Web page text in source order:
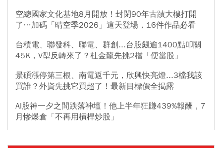
空總國家文化基地8月開放！封閉90年古蹟大樓打開
了…加碼「晴空季2026」這天登場，16件作品必看
台積電、聯發科、聯電、群創...台股飆逾1400點叩關
45K，V型反轉來了？杜金龍先挑2檔「便當股」
景碩漲停第三根、南電返千元，欣興快亮燈...3檔我該
買誰？外資先挑它買超了！最新目標價全揭露
AI股神一夕之間跌落神壇！他上半年狂賺439%報酬，7
月慘爆倉「不再用槓桿炒股」